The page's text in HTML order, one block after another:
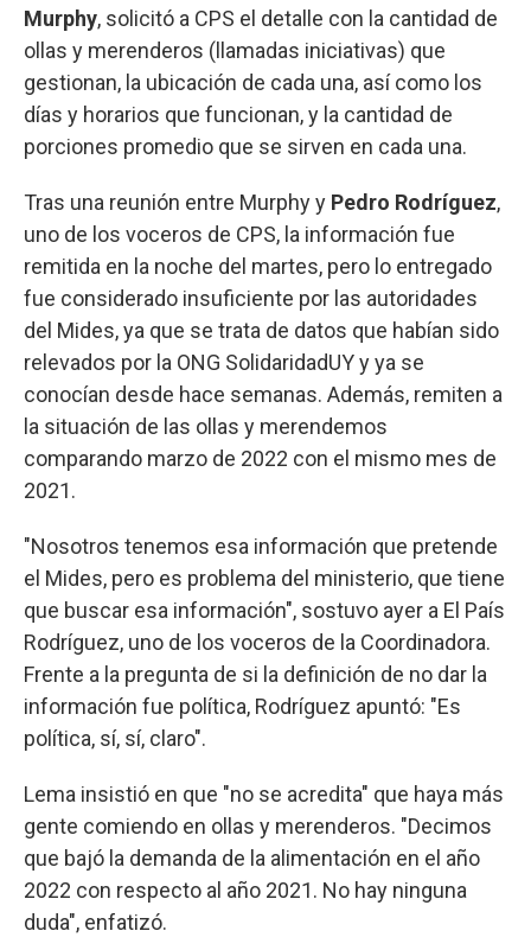
Murphy, solicitó a CPS el detalle con la cantidad de
ollas y merenderos (llamadas iniciativas) que
gestionan, la ubicación de cada una, así como los
días y horarios que funcionan, y la cantidad de
porciones promedio que se sirven en cada una.
Tras una reunión entre Murphy y Pedro Rodríguez,
uno de los voceros de CPS, la información fue
remitida en la noche del martes, pero lo entregado
fue considerado insuficiente por las autoridades
del Mides, ya que se trata de datos que habían sido
relevados por la ONG SolidaridadUY y ya se
conocían desde hace semanas. Además, remiten a
la situación de las ollas y merendemos
comparando marzo de 2022 con el mismo mes de
2021.
"Nosotros tenemos esa información que pretende
el Mides, pero es problema del ministerio, que tiene
que buscar esa información", sostuvo ayer a El País
Rodríguez, uno de los voceros de la Coordinadora.
Frente a la pregunta de si la definición de no dar la
información fue política, Rodríguez apuntó: "Es
política, sí, sí, claro".
Lema insistió en que "no se acredita" que haya más
gente comiendo en ollas y merenderos. "Decimos
que bajó la demanda de la alimentación en el año
2022 con respecto al año 2021. No hay ninguna
duda", enfatizó.